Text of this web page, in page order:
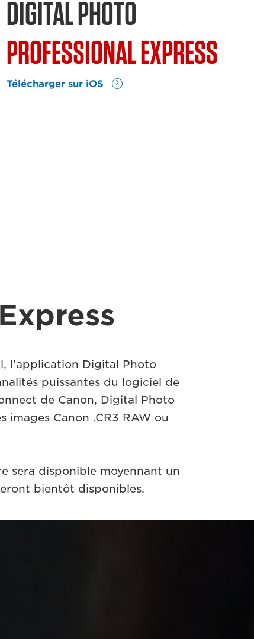
DIGITAL PHOTO
PROFESSIONAL EXPRESS
Télécharger sur iOS
l'application Digital Photo
puissantes du logiciel de
de Canon, Digital Photo
Canon .CR3 RAW ou
sera disponible moyennant un
bientôt disponibles.